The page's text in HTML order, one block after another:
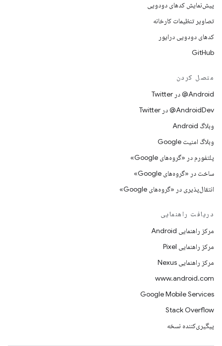
پیش‌نمایش کدهای دودویی
تصاویر تنظیمات کارخانه
کدهای دودویی درایور
GitHub
متصل کردن
Android@ در Twitter
AndroidDev@ در Twitter
وبلاگ Android
وبلاگ امنیت Google
پلتفورم در «گروه‌های Google»
ساخت در «گروه‌های Google»
انتقال‌پذیری در «گروه‌های Google»
دریافت راهنمایی
مرکز راهنمایی Android
مرکز راهنمایی Pixel
مرکز راهنمایی Nexus
www.android.com
Google Mobile Services
Stack Overflow
پیگیری‌کننده نسخه